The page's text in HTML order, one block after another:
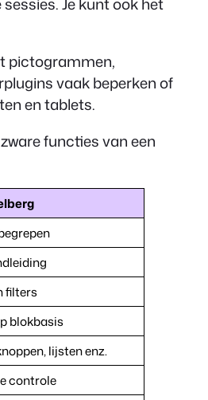
pictogrammen,
vaak beperken of
en tablets.
functies van een
filters
blokbasis
lijsten enz.
controle